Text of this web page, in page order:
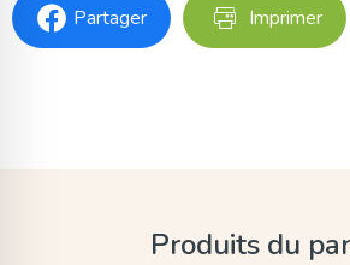
Partager Imprimer
Produits du